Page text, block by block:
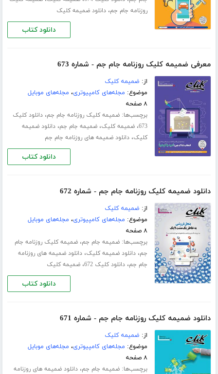
روزنامه جام جم،دانلود ضمیمه کلیک
دانلود کتاب
معرفی ضمیمه کلیک روزنامه جام جم - شماره 673
از: ضمیمه کلیک
موضوع: مجله‌های کامپیوتری، مجله‌های موبایل
۸ صفحه
برچسب‌ها:ضمیمه کلیک روزنامه جام جم،دانلود کلیک
673،ضمیمه کلیک،ضمیمه جام جم،دانلود ضمیمه
کلیک،دانلود ضمیمه های روزنامه جام جم
دانلود کتاب
دانلود ضمیمه کلیک روزنامه جام جم - شماره 672
از: ضمیمه کلیک
موضوع: مجله‌های کامپیوتری، مجله‌های موبایل
۸ صفحه
برچسب‌ها:ضمیمه جام جم،ضمیمه کلیک روزنامه جام
جم،دانلود ضمیمه کلیک،دانلود ضمیمه های روزنامه
جام جم،دانلود کلیک 672 ،ضمیمه کلیک
دانلود کتاب
دانلود ضمیمه کلیک روزنامه جام جم - شماره 671
از: ضمیمه کلیک
موضوع: مجله‌های کامپیوتری، مجله‌های موبایل
۸ صفحه
برچسب‌ها:ضمیمه جام جم،دانلود ضمیمه های روزنامه